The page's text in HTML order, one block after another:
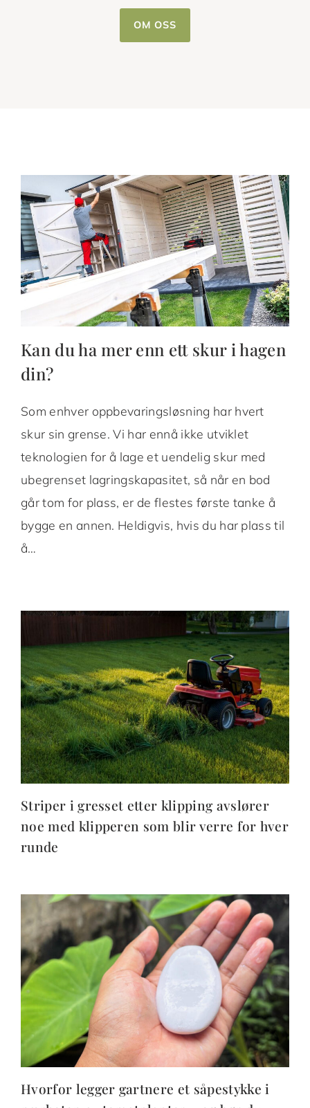
OM OSS
Kan du ha mer enn ett skur i hagen
din?
Som enhver oppbevaringsløsning har hvert
skur sin grense. Vi har ennå ikke utviklet
teknologien for å lage et uendelig skur med
ubegrenset lagringskapasitet, så når en bod
går tom for plass, er de flestes første tanke å
bygge en annen. Heldigvis, hvis du har plass til
å…
Striper i gresset etter klipping avslører
noe med klipperen som blir verre for hver
runde
Hvorfor legger gartnere et såpestykke i